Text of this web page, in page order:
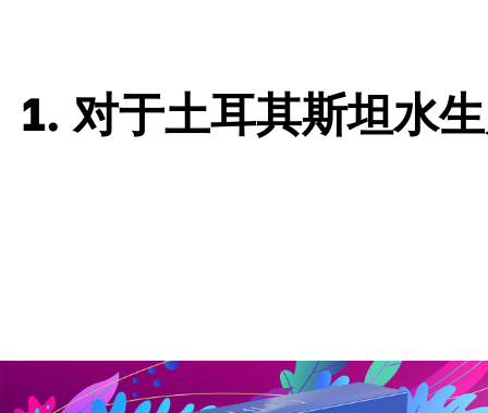
1. 对于土耳其斯坦水